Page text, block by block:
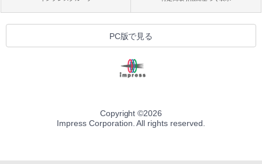
PC版で見る
Copyright ©2026
Impress Corporation. All rights reserved.